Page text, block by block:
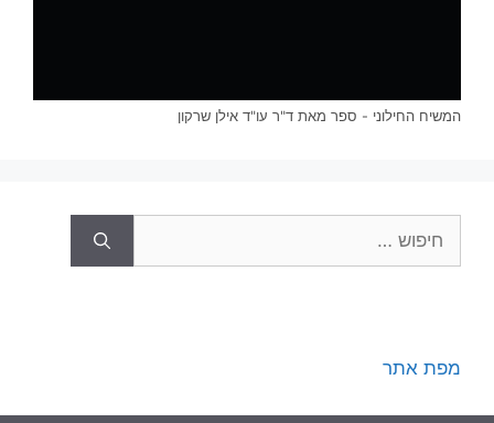
המשיח החילוני - ספר מאת ד"ר עו"ד אילן שרקון
מפת אתר